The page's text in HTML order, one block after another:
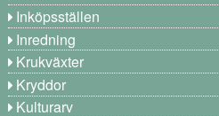
Inköpsställen
Inredning
Krukväxter
Kryddor
Kulturarv